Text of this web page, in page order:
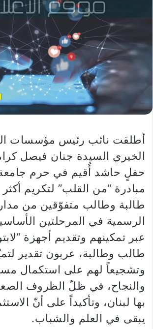
أطلقت نائب رئيس مؤسسات
الخيري السيدة جنان فيصل
حفلٍ حاشد أُقيم في حرم جامعة
طالبة وطالب متفوّقين من
الرسمية في المرحلتين
عبر تمكينهم وتقديم أجهزة
طالب وطالبة، عربون تقدير
وتشجيعاً لهم على استكمال
والنجاح، في ظلّ الظروف
بها لبنان، وتأكيداً على أنّ
يبقى في العلم والشباب.